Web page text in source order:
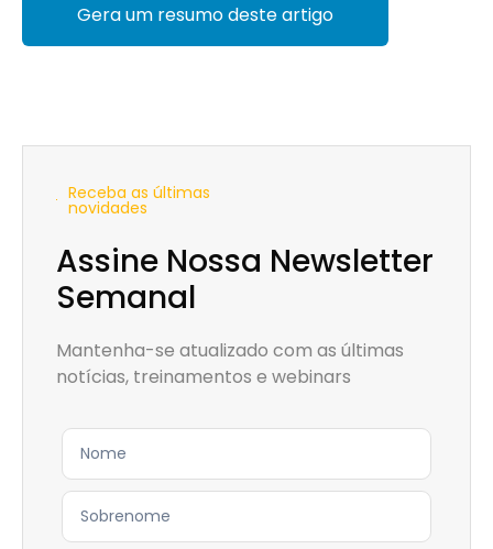
Gera um resumo deste artigo
Receba as últimas
novidades
Assine Nossa Newsletter
Semanal
Mantenha-se atualizado com as últimas
notícias, treinamentos e webinars